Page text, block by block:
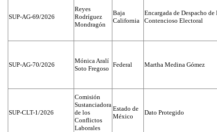
SUP-AG-69/2026
Reyes
Rodríguez
Mondragón
Baja
California
Encargada de Despacho
Contencioso Electoral
SUP-AG-70/2026
Mónica Aralí
Soto Fregoso
Federal Martha Medina Gómez
SUP-CLT-1/2026
Comisión
Sustanciadora
de los
Conflictos
Laborales
Estado de
México
Dato Protegido